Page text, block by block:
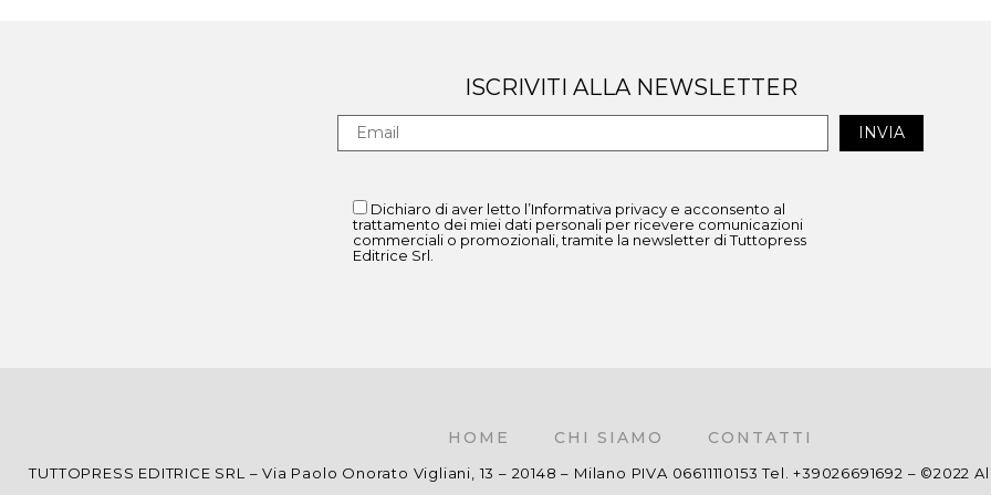
ISCRIVITI ALLA NEWSLETTER
Dichiaro di aver letto l’Informativa privacy e acconsento al
trattamento dei miei dati personali per ricevere comunicazioni
commerciali o promozionali, tramite la newsletter di Tuttopress
Editrice Srl.
HOME CHI SIAMO CONTATTI
TUTTOPRESS EDITRICE SRL – Via Paolo Onorato Vigliani, 13 – 20148 – Milano PIVA 06611110153 Tel. +39026691692 – ©2022